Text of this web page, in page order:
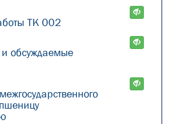
ТК 002
обсуждаемые